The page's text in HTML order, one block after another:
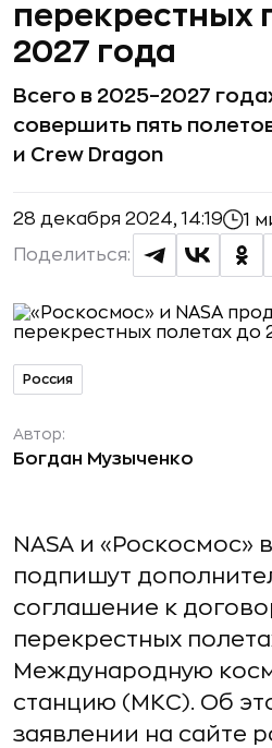
перекрестных
2027 года
Всего в 2025–2027
совершить пять
и Crew Dragon
28 декабря 2024, 14:19 1
Поделиться:
Россия
Автор:
Богдан Музыченко
NASA и «Роскосмос»
подпишут
соглашение к
перекрестных
Международную
станцию (МКС). Об
заявлении на сайте